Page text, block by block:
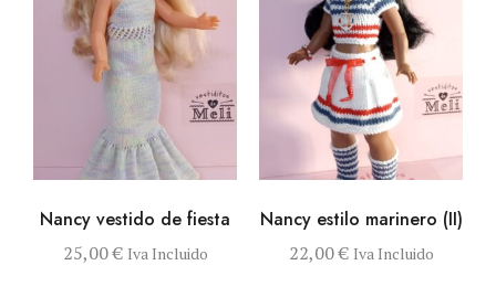
CARRITO
Nancy vestido de fiesta
25,00€ Iva Incluido
CARRITO
Nancy estilo marinero (II)
22,00€ Iva Incluido